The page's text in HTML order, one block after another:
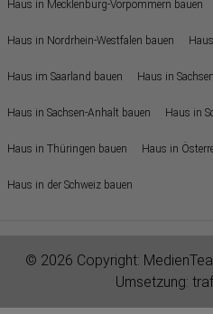
Haus in Mecklenburg-Vorpommern bauen
Haus in Nordrhein-Westfalen bauen
Haus im Saarland bauen Haus in
Haus in Sachsen-Anhalt bauen Haus in
Haus in Thüringen bauen Haus in
Haus in der Schweiz bauen
© 2026 Copyright:
Umsetzung: